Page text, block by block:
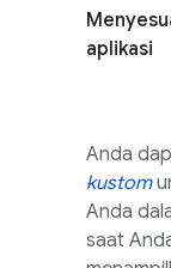
aplikasi
Anda
kustom
Anda
saat